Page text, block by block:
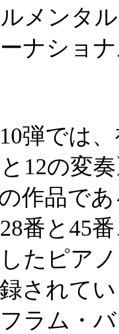
ルメンタ
ナショ
弾では
と12の変
作品であ
番と45
たピア
されて
ラム・